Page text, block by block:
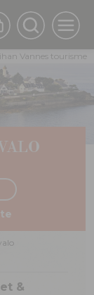
FRENCH
ENGLISH
Vannes tourisme
&